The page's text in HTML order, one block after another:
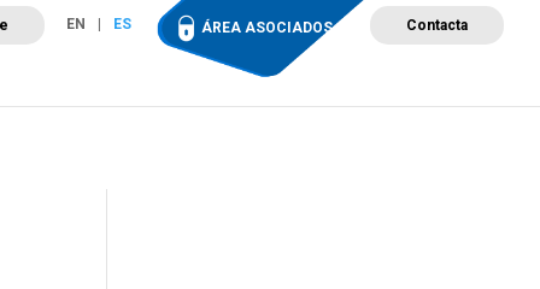
EN ES ÁREA ASOCIADOS Contacta
Campus de Formación